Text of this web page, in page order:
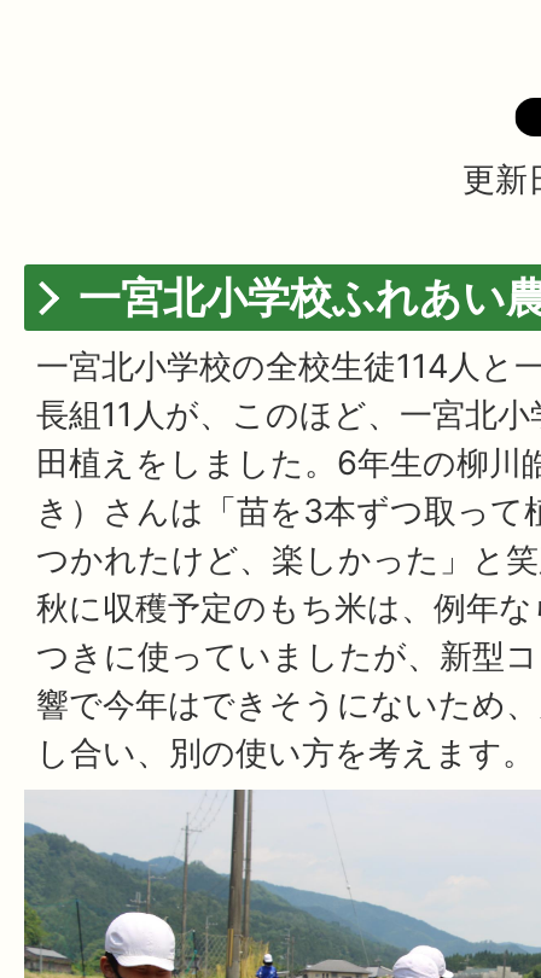
更新
一宮北小学校ふれあい
一宮北小学校の全校生徒114人と
長組11人が、このほど、一宮北
田植えをしました。6年生の柳川
き）さんは「苗を3本ずつ取って
つかれたけど、楽しかった」と
秋に収穫予定のもち米は、例年
つきに使っていましたが、新型
響で今年はできそうにないため
し合い、別の使い方を考えます。